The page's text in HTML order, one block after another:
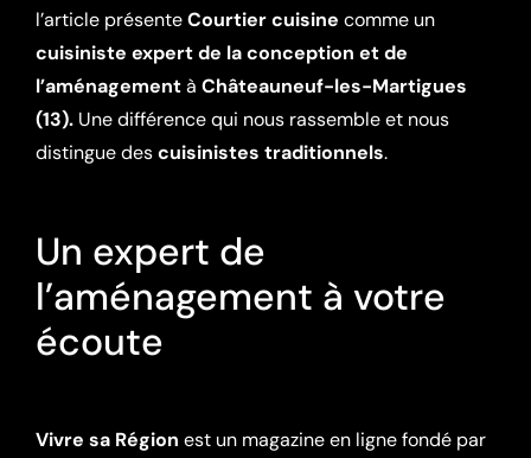
l’article présenteCourtier cuisine comme un
cuisiniste expert de la conception et de
l’aménagementà Châteauneuf-les-Martigues
(13). Une différence qui nous rassemble et nous
distingue descuisinistes traditionnels.
Un expert de
l’aménagement à votre
écoute
Vivre sa Région est un magazine en ligne fondé par